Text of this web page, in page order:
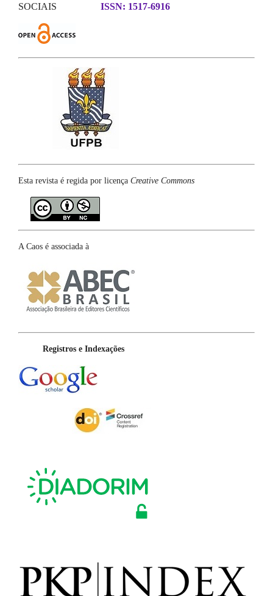
SOCIAIS
ISSN: 1517-6916
Esta revista é regida por licença Creative Commons
A Caos é associada à
Registros e Indexações